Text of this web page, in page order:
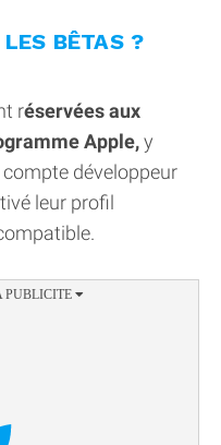
BÊTAS ?
réservées aux
Apple,y
développeur
leur profil